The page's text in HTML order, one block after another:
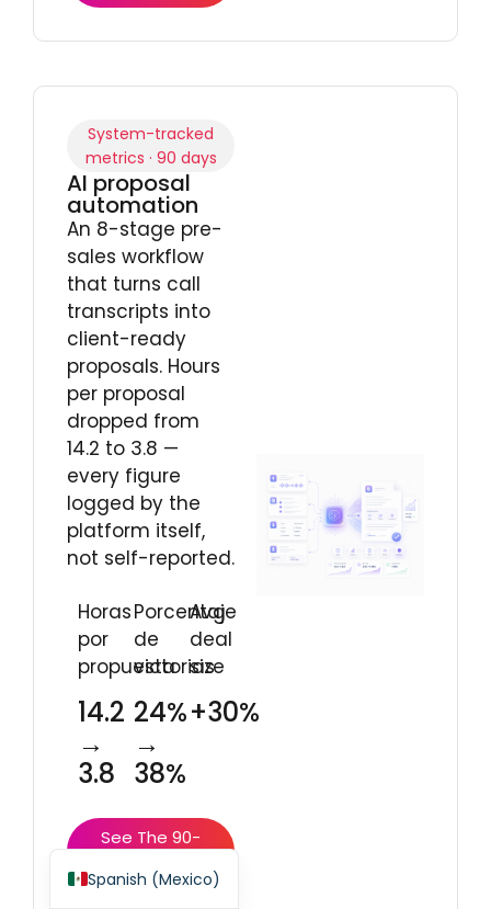
System-tracked
metrics · 90 days
AI proposal
automation
An 8-stage pre-
sales workflow
that turns call
transcripts into
client-ready
proposals. Hours
per proposal
dropped from
14.2 to 3.8 —
every figure
logged by the
platform itself,
not self-reported.
Horas
por
propuesta
14.2
→
3.8
Porcentaje
de
victorias
24%
→
38%
Avg
deal
size
+30%
See The 90-
Tracked
Spanish (Mexico)
English
French
Japanese
Dutch
Swedish
Spanish (Spain)